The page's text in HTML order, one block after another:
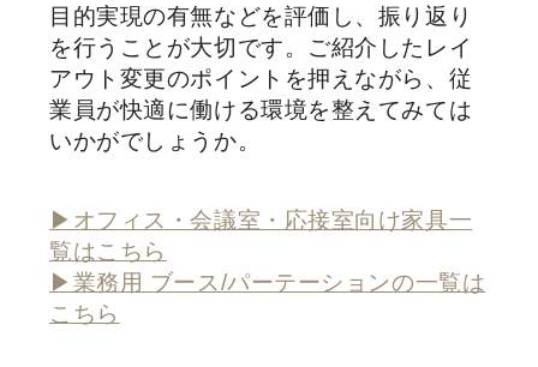
目的実現の有無などを評価し、振り返り
を行うことが大切です。ご紹介したレイ
アウト変更のポイントを押えながら、従
業員が快適に働ける環境を整えてみては
いかがでしょうか。
▶オフィス・会議室・応接室向け家具一
覧はこちら
▶業務用 ブース/パーテーションの一覧は
こちら